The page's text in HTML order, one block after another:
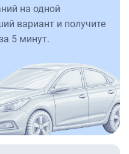
на одной
вариант и получите
5 минут.